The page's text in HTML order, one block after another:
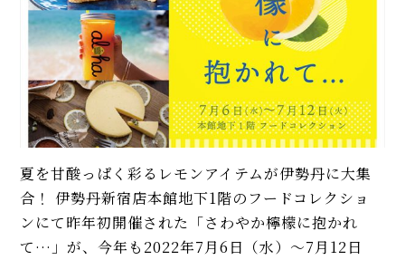
夏を甘酸っぱく彩るレモンアイテムが伊勢丹に大集
合！ 伊勢丹新宿店本館地下1階のフードコレクショ
ンにて昨年初開催された「さわやか檸檬に抱かれ
て…」が、今年も2022年7月6日（水）～7月12日